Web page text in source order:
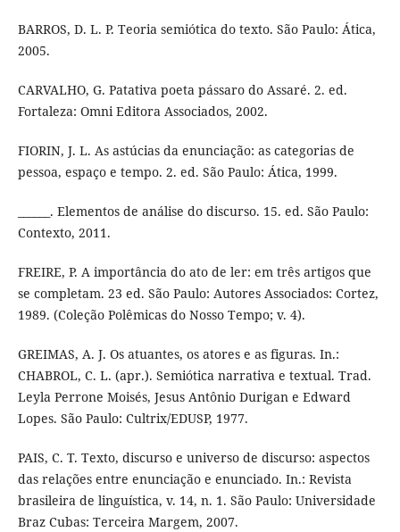
BARROS, D. L. P. Teoria semiótica do texto. São Paulo: Ática,
2005.
CARVALHO, G. Patativa poeta pássaro do Assaré. 2. ed.
Fortaleza: Omni Editora Associados, 2002.
FIORIN, J. L. As astúcias da enunciação: as categorias de
pessoa, espaço e tempo. 2. ed. São Paulo: Ática, 1999.
______. Elementos de análise do discurso. 15. ed. São Paulo:
Contexto, 2011.
FREIRE, P. A importância do ato de ler: em três artigos que
se completam. 23 ed. São Paulo: Autores Associados: Cortez,
1989. (Coleção Polêmicas do Nosso Tempo; v. 4).
GREIMAS, A. J. Os atuantes, os atores e as figuras. In.:
CHABROL, C. L. (apr.). Semiótica narrativa e textual. Trad.
Leyla Perrone Moisés, Jesus Antônio Durigan e Edward
Lopes. São Paulo: Cultrix/EDUSP, 1977.
PAIS, C. T. Texto, discurso e universo de discurso: aspectos
das relações entre enunciação e enunciado. In.: Revista
brasileira de linguística, v. 14, n. 1. São Paulo: Universidade
Braz Cubas: Terceira Margem, 2007.